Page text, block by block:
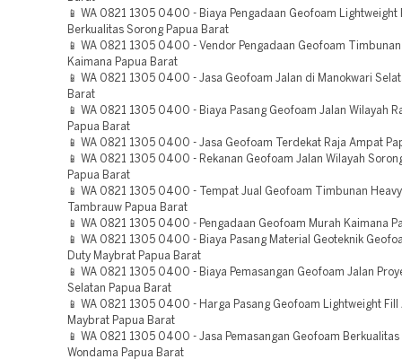
📱 WA 0821 1305 0400 - Biaya Pengadaan Geofoam Lightweight
Berkualitas Sorong Papua Barat
📱 WA 0821 1305 0400 - Vendor Pengadaan Geofoam
Kaimana Papua Barat
📱 WA 0821 1305 0400 - Jasa Geofoam Jalan di Manokwari
Barat
📱 WA 0821 1305 0400 - Biaya Pasang Geofoam Jalan Wilayah
Papua Barat
📱 WA 0821 1305 0400 - Jasa Geofoam Terdekat Raja Ampat
📱 WA 0821 1305 0400 - Rekanan Geofoam Jalan Wilayah
Papua Barat
📱 WA 0821 1305 0400 - Tempat Jual Geofoam Timbunan
Tambrauw Papua Barat
📱 WA 0821 1305 0400 - Pengadaan Geofoam Murah Kaimana
📱 WA 0821 1305 0400 - Biaya Pasang Material Geoteknik
Duty Maybrat Papua Barat
📱 WA 0821 1305 0400 - Biaya Pemasangan Geofoam Jalan
Selatan Papua Barat
📱 WA 0821 1305 0400 - Harga Pasang Geofoam Lightweight Fill
Maybrat Papua Barat
📱 WA 0821 1305 0400 - Jasa Pemasangan Geofoam Berkualitas
Wondama Papua Barat